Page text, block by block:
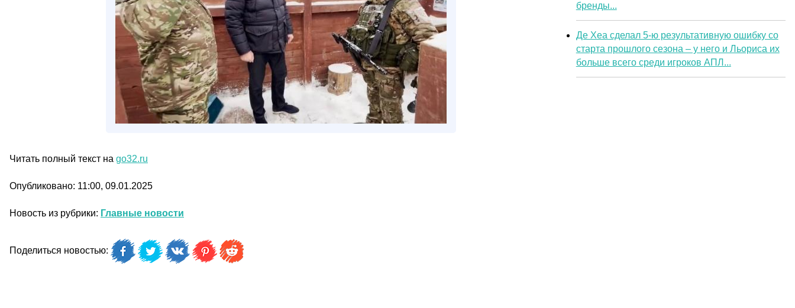
Читать полный текст на go32.ru
Опубликовано: 11:00, 09.01.2025
Новость из рубрики: Главные новости
Поделиться новостью:
бренды...
Де Хеа сделал 5-ю результативную ошибку со
старта прошлого сезона – у него и Льориса их
больше всего среди игроков АПЛ...